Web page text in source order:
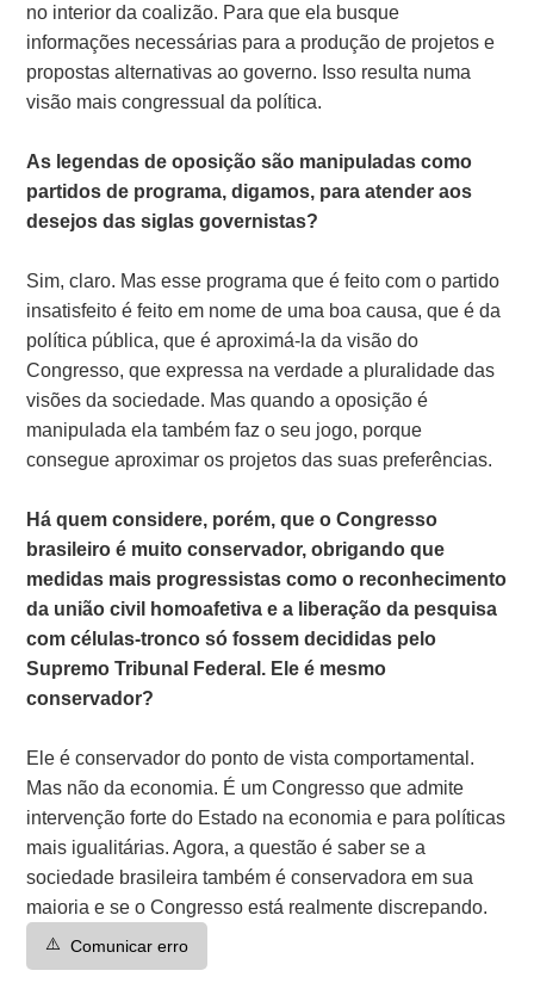
no interior da coalizão. Para que ela busque
informações necessárias para a produção de projetos e
propostas alternativas ao governo. Isso resulta numa
visão mais congressual da política.
As legendas de oposição são manipuladas como
partidos de programa, digamos, para atender aos
desejos das siglas governistas?
Sim, claro. Mas esse programa que é feito com o partido
insatisfeito é feito em nome de uma boa causa, que é da
política pública, que é aproximá-la da visão do
Congresso, que expressa na verdade a pluralidade das
visões da sociedade. Mas quando a oposição é
manipulada ela também faz o seu jogo, porque
consegue aproximar os projetos das suas preferências.
Há quem considere, porém, que o Congresso
brasileiro é muito conservador, obrigando que
medidas mais progressistas como o reconhecimento
da união civil homoafetiva e a liberação da pesquisa
com células-tronco só fossem decididas pelo
Supremo Tribunal Federal. Ele é mesmo
conservador?
Ele é conservador do ponto de vista comportamental.
Mas não da economia. É um Congresso que admite
intervenção forte do Estado na economia e para políticas
mais igualitárias. Agora, a questão é saber se a
sociedade brasileira também é conservadora em sua
maioria e se o Congresso está realmente discrepando.
⚠️ Comunicar erro